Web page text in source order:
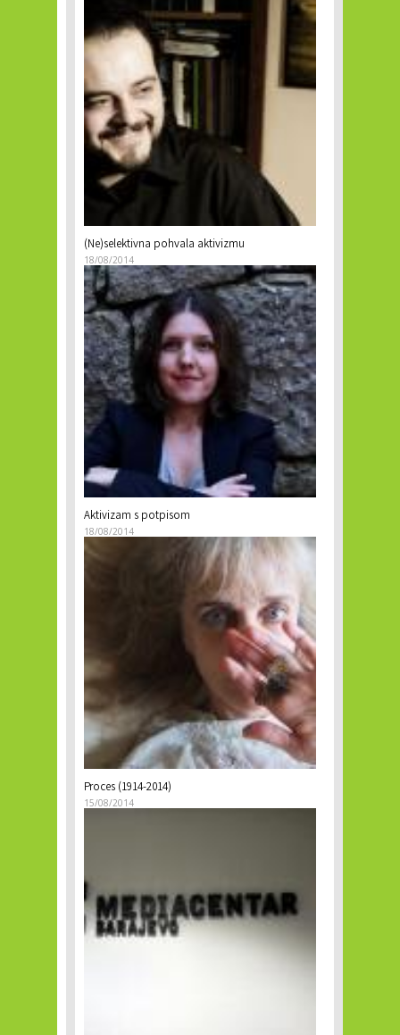
(Ne)selektivna pohvala aktivizmu
18/08/2014
Aktivizam s potpisom
18/08/2014
Proces (1914-2014)
15/08/2014